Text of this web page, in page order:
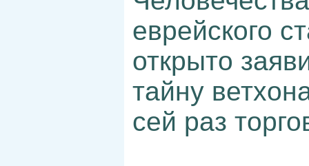
еврейского
открыто
тайну
сей раз